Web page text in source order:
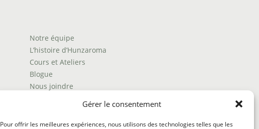
Gérer le consentement
Pour offrir les meilleures expériences, nous utilisons des technologies telles que les
Notre équipe
L’histoire d’Hunzaroma
Cours et Ateliers
Blogue
Nous joindre
Politique de frais d'envoi
Termes et conditions